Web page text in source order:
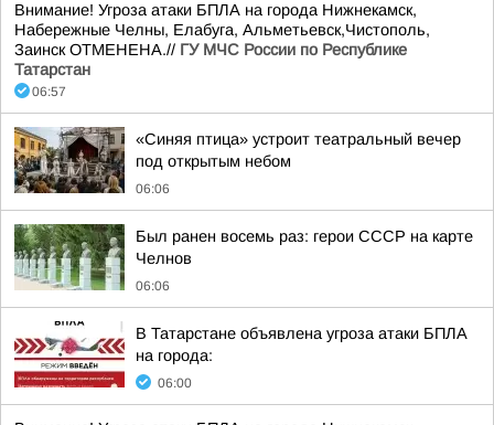
Внимание! Угроза атаки БПЛА на города Нижнекамск,
Набережные Челны, Елабуга, Альметьевск,Чистополь,
Заинск ОТМЕНЕНА.// ГУ МЧС России по Республике
Татарстан
06:57
«Синяя птица» устроит театральный вечер
под открытым небом
06:06
Был ранен восемь раз: герои СССР на карте
Челнов
06:06
В Татарстане объявлена угроза атаки БПЛА
на города:
06:00